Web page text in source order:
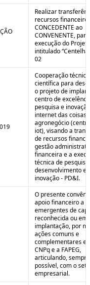
Realizar
recursos
CONCEDENTE ao
CONVENENTE,
execução do Projeto
intitulado
02
Cooperação
científica para
o projeto de
centro de
pesquisa e
internet das coisas
agronegócio
iot), visando a
de recursos
gestão
financeira e a
técnica de pesquisa,
desenvolvimento e
inovação - PD&I.
O presente
apoio financeiro a
emergentes de
reconhecida ou em
implantação, por
ações comuns e
complementares
CNPq e a FAPEG,
articulando,
possível, com o
empresarial.